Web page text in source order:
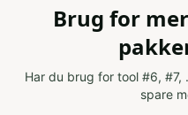
Brug for
Har du brug for tool #6,
spare